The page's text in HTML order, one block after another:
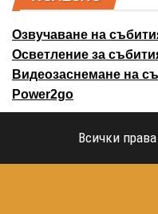
Озвучаване на
Осветление за
Видеозаснемане на
Power2go
Всички